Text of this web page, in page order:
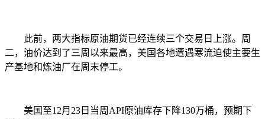
此前，两大指标原油期货已经连续三个交易日上涨。周
二，油价达到了三周以来最高，美国各地遭遇寒流迫使主要生
产基地和炼油厂在周末停工。
美国至12月23日当周API原油库存下降130万桶，预期下